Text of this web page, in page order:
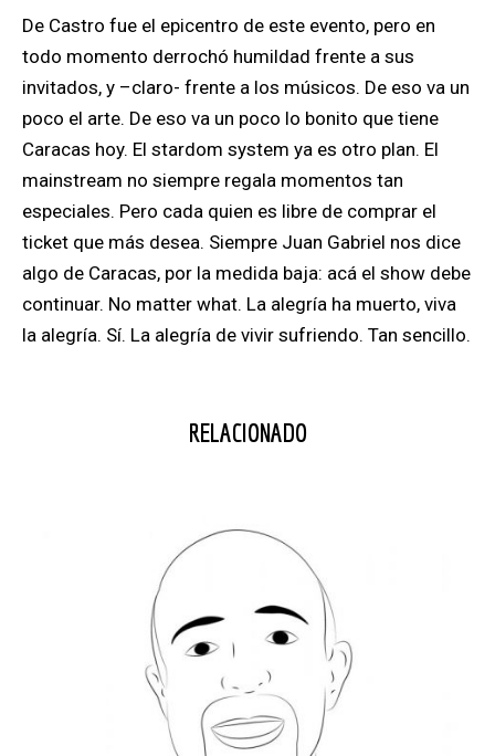
De Castro fue el epicentro de este evento, pero en
todo momento derrochó humildad frente a sus
invitados, y –claro- frente a los músicos. De eso va un
poco el arte. De eso va un poco lo bonito que tiene
Caracas hoy. El stardom system ya es otro plan. El
mainstream no siempre regala momentos tan
especiales. Pero cada quien es libre de comprar el
ticket que más desea. Siempre Juan Gabriel nos dice
algo de Caracas, por la medida baja: acá el show debe
continuar. No matter what. La alegría ha muerto, viva
la alegría. Sí. La alegría de vivir sufriendo. Tan sencillo.
RELACIONADO